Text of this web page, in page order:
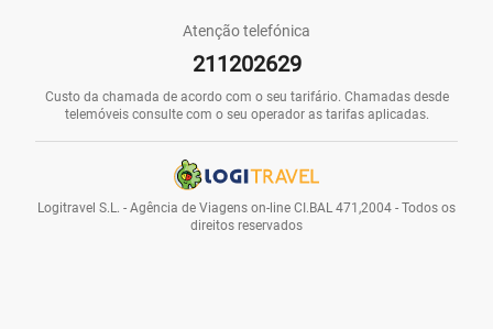
Atenção telefónica
211202629
Custo da chamada de acordo com o seu tarifário. Chamadas desde
telemóveis consulte com o seu operador as tarifas aplicadas.
Logitravel S.L. - Agência de Viagens on-line CI.BAL 471,2004 - Todos os
direitos reservados